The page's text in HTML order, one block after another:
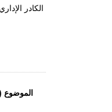
الكادر